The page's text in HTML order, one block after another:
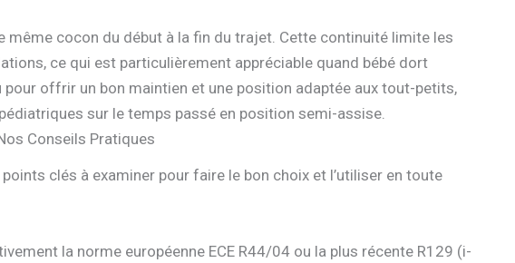
même cocon du début à la fin du trajet. Cette continuité limite les
ce qui est particulièrement appréciable quand bébé dort
offrir un bon maintien et une position adaptée aux tout-petits,
sur le temps passé en position semi-assise.
Conseils Pratiques
clés à examiner pour faire le bon choix et l’utiliser en toute
la norme européenne ECE R44/04 ou la plus récente R129 (i-